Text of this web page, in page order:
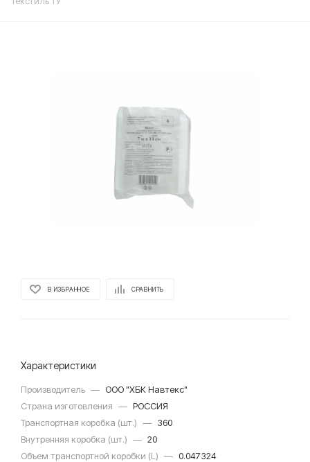
В ИЗБРАННОЕ СРАВНИТЬ
Характеристики
Производитель — ООО "ХБК Навтекс"
Страна изготовления — РОССИЯ
Транспортная коробка (шт.) — 360
Внутренняя коробка (шт.) — 20
Объем транспортной коробки (L) — 0.047324